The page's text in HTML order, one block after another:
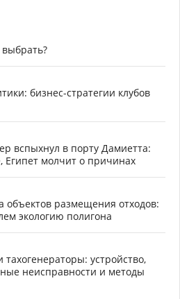
бизнес-стратегии клубов
вспыхнул в порту Дамиетта:
Египет молчит о причинах
объектов размещения отходов:
экологию полигона
устройство,
неисправности и методы